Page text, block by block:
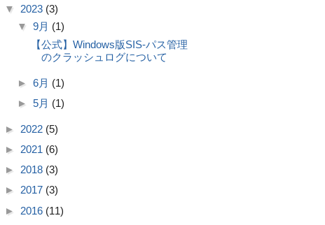
▼ 2023 (3)
▼ 9月 (1)
【公式】Windows版SIS-パス管理
のクラッシュログについて
► 6月 (1)
► 5月 (1)
► 2022 (5)
► 2021 (6)
► 2018 (3)
► 2017 (3)
► 2016 (11)